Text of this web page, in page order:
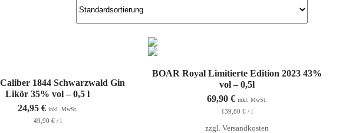
In den Warenkorb
1844 Schwarzwald Gin
Likör 35% vol – 0,5 l
24,95 € inkl. MwSt.
49,90 €/ l
In den Warenkorb
BOAR Royal Limitierte Edition 2023 43%
vol – 0,5l
69,90 € inkl. MwSt.
139,80 €/ l
zzgl. Versandkosten